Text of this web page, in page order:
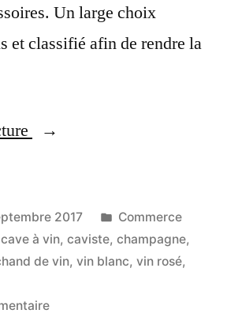
Un large choix
et classifié afin de rendre la
« Marchand
à
Châtellerault,
concept
2017
Publié
dans
Commerce
cave à vin, caviste, champagne,
de vin, vin blanc, vin rosé,
sur